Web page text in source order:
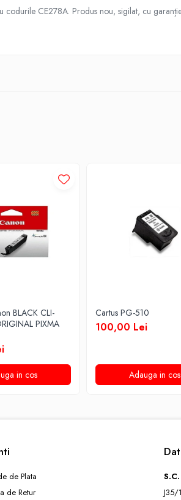
codurile CE278A. Produs nou, sigilat, cu
BLACK CLI-
PIXMA
in cos
Cartus PG-510
100,00 Lei
Adauga in cos
de Plata
de Retur